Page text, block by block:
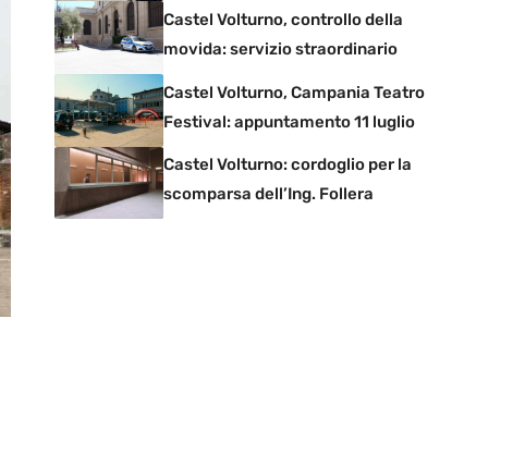
Castel Volturno, controllo della
movida: servizio straordinario
Castel Volturno, Campania Teatro
Festival: appuntamento 11 luglio
Castel Volturno: cordoglio per la
scomparsa dell’Ing. Follera